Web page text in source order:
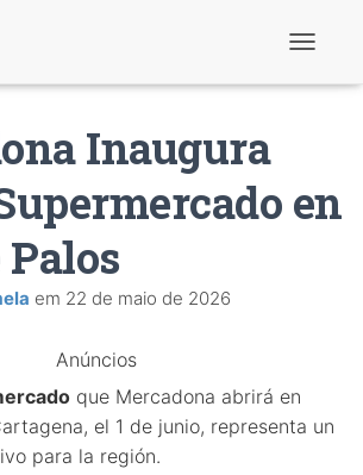
r
n
Inaugura
en
Palos
em 22 de maio de 2026
Anúncios
que Mercadona abrirá en
el 1 de junio, representa un
para la región.